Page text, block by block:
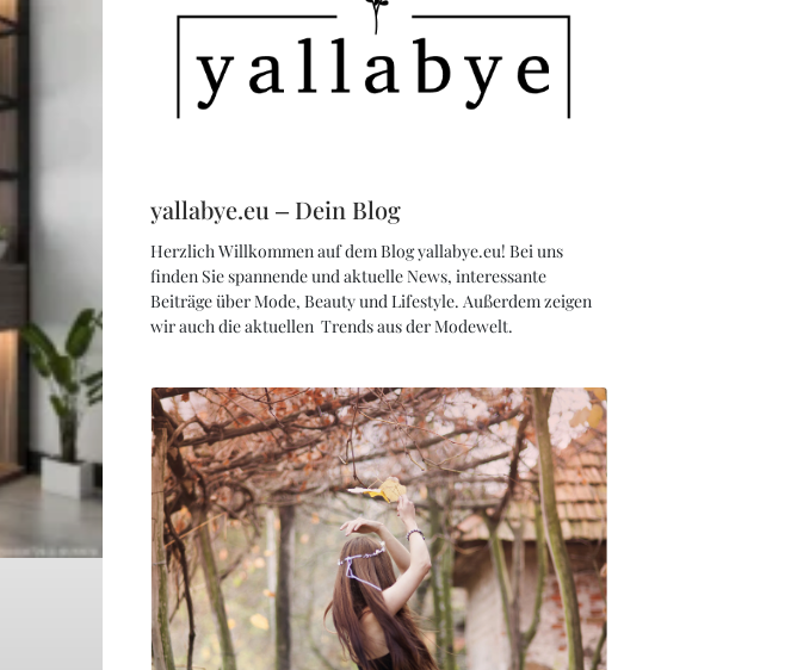
yallabye.eu – Dein Blog
Herzlich Willkommen auf dem Blog yallabye.eu! Bei uns
finden Sie spannende und aktuelle News, interessante
Beiträge über Mode, Beauty und Lifestyle. Außerdem zeigen
wir auch die aktuellen Trends aus der Modewelt.